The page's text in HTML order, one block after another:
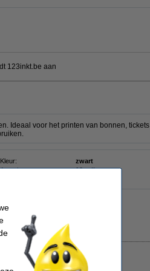
123inkt.be aan
Ideaal voor het printen van bonnen, tickets
Kleur:
zwart
Aantal:
12 rollen
Beperkte voorraad